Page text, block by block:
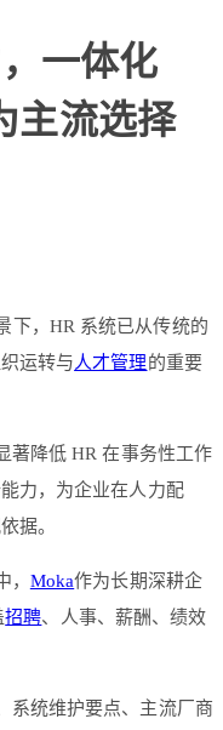
一体化
主流选择
下，HR 系统已从传统的
运转与人才管理的重要
著降低 HR 在事务性工作
力，为企业在人力配
据。
Moka作为长期深耕企
招聘、人事、薪酬、绩效
系统维护要点、主流厂商